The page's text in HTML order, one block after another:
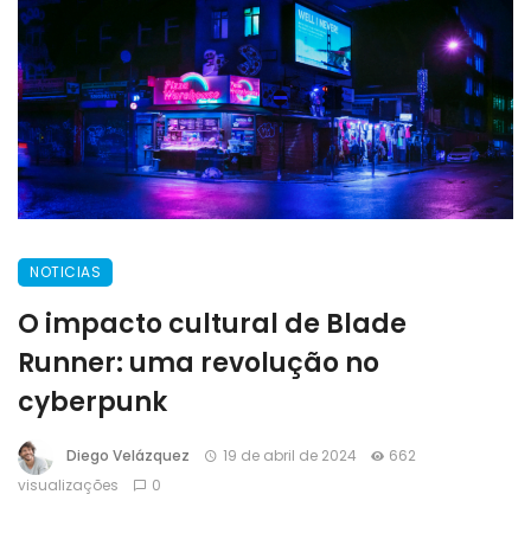
NOTICIAS
O impacto cultural de Blade
Runner: uma revolução no
cyberpunk
Diego Velázquez 19 de abril de 2024
662
visualizações
0